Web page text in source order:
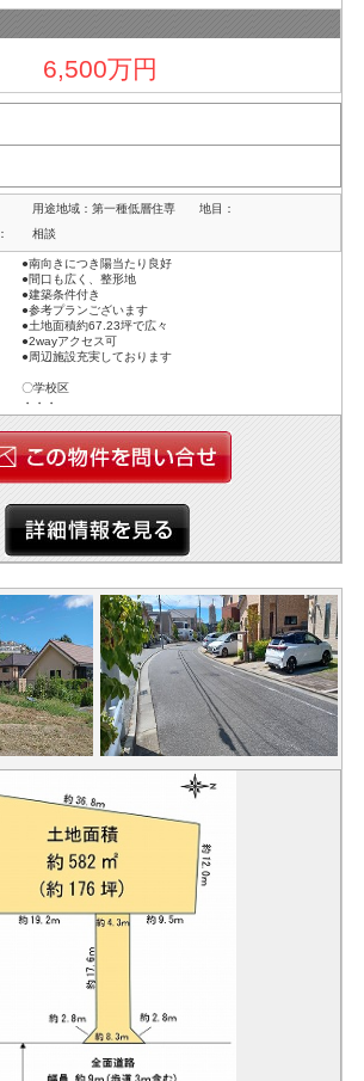
6,500万円
用途地域： 第一種低層住専
地目：
相談
●南向きにつき陽当たり良好
●間口も広く、整形地
●建築条件付き
●参考プランございます
●土地面積約67.23坪で広々
●2wayアクセス可
●周辺施設充実しております
〇学校区
・・・